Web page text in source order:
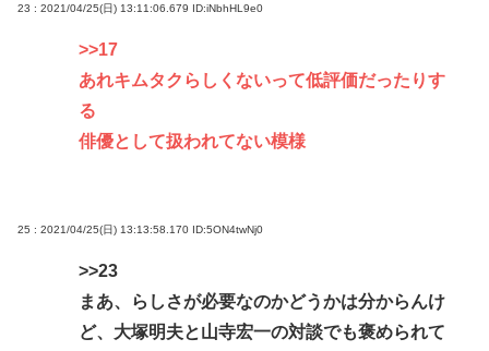
23 : 2021/04/25(日) 13:11:06.679 ID:iNbhHL9e0
>>17
あれキムタクらしくないって低評価だったりす
る
俳優として扱われてない模様
25 : 2021/04/25(日) 13:13:58.170 ID:5ON4twNj0
>>23
まあ、らしさが必要なのかどうかは分からんけ
ど、大塚明夫と山寺宏一の対談でも褒められて